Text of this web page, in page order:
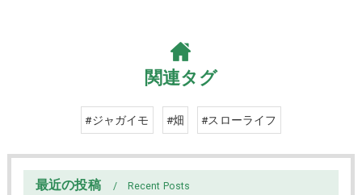
関連タグ
#ジャガイモ #畑 #スローライフ
最近の投稿 Recent Posts